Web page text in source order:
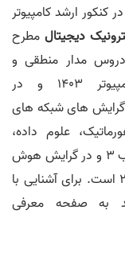
کنکور ارشد کامپیوتر
دیجیتال مطرح
مدار منطقی و
و در
4 و در گرایش های شبکه های
علوم داده،
الگوریتم و محاسبات و علوم داده دارای ضریب 3 و در گرایش هوش
مصنوعی و قرآن کاوی رایانشی دارای ضریب 2 است. برای آشنایی با
به صفحه معرفی